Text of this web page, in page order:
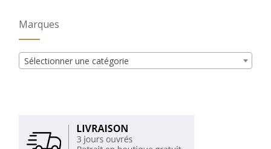
Marques
Sélectionner une catégorie